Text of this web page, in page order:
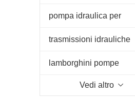
pompa idraulica per
sollevatore trattore
trasmissioni idrauliche
lamborghini pompe
oleodinamiche
Vedi altro